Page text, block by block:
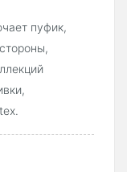
пуфик,